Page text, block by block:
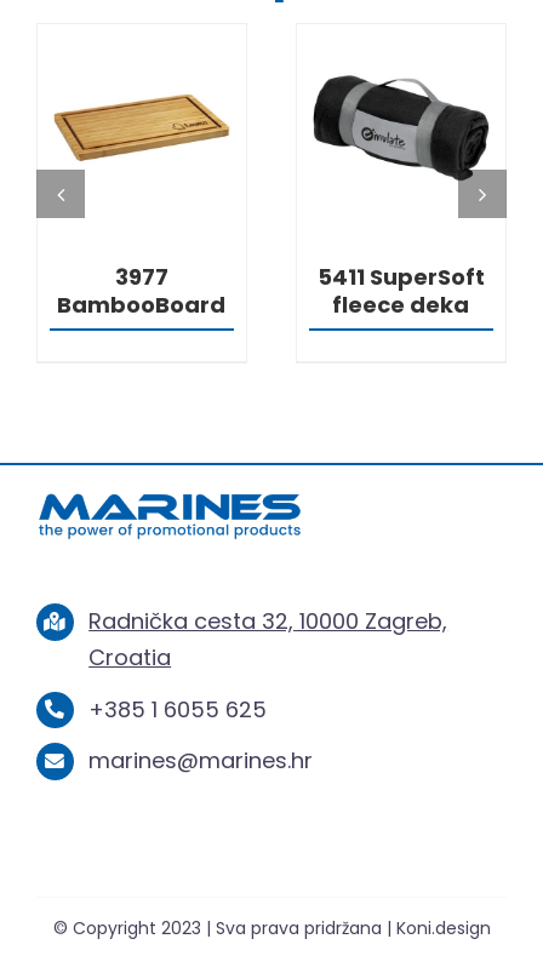
DETALJI
3977
BambooBoard
DETALJI
5411 SuperSoft
fleece deka
Radnička cesta 32, 10000 Zagreb,
Croatia
+385 1 6055 625
marines@marines.hr
© Copyright 2023 | Sva prava pridržana | Koni.design